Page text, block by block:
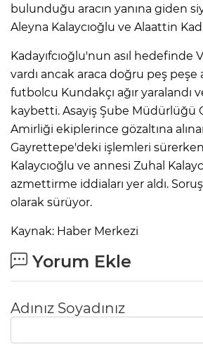
bulunduğu aracın yanına giden
Aleyna Kalaycıoğlu ve Alaattin
Kadayıfcıoğlu'nun asıl hedefinde
vardı ancak araca doğru peş
futbolcu Kundakçı ağır yaralandı
kaybetti. Asayiş Şube Müdürlüğü
Amirliği ekiplerince gözaltına
Gayrettepe'deki işlemleri
Kalaycıoğlu ve annesi Zuhal
azmettirme iddiaları yer aldı.
olarak sürüyor.
Kaynak: Haber Merkezi
Yorum Ekle
Adınız Soyadınız